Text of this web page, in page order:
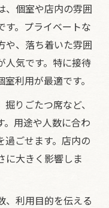
、個室や店内の雰囲
す。プライベートな
や、落ち着いた雰囲
人気です。特に接待
利用が最適です。
りごたつ席など、
。用途や人数に合わ
過ごせます。店内の
に大きく影響しま
、利用目的を伝える